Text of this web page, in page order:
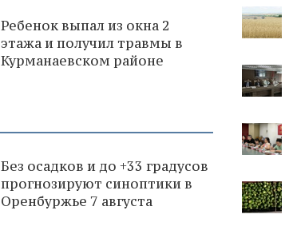
Ребенок выпал из окна 2
этажа и получил травмы в
Курманаевском районе
Без осадков и до +33 градусов
прогнозируют синоптики в
Оренбуржье 7 августа